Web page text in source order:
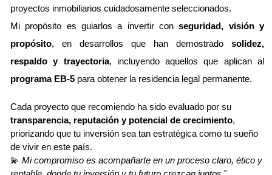
Ubicación estratégica:300 NE 3rd Ave, Fort
Lauderdale
📍 ¿Por qué invertir en Fort Lauderdale?
Fort Lauderdale se ha convertido en uno de los mercados
inmobiliarios más atractivos de Florida gracias a:
Suubicación estratégica
proyectos inmobiliarios cuidadosamente seleccionados.
Mi propósito es guiarlos a invertir con seguridad, visión y
propósito, en desarrollos que han demostrado solidez,
respaldo y trayectoria
programa EB-5 para obtener la residencia legal permanente.
transparencia, reputación y potencial de crecimiento,
priorizando que tu inversión sea tan estratégica como tu sueño
de vivir en este país.
💫 Mi compromiso es acompañarte en un proceso claro, ético y